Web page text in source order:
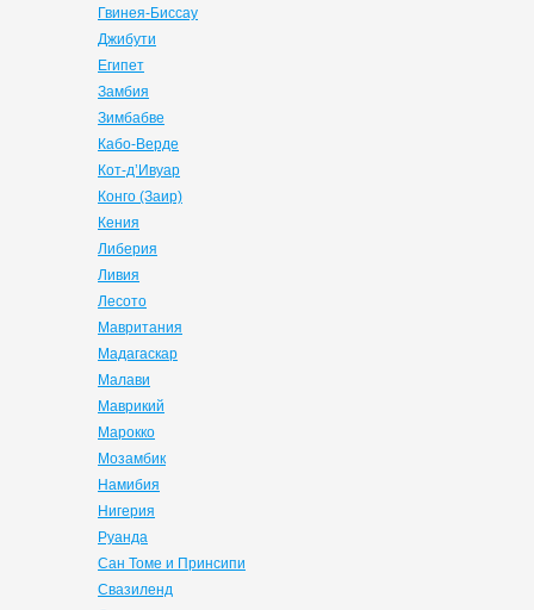
Гвинея-Биссау
Джибути
Египет
Замбия
Зимбабве
Кабо-Верде
Кот-д’Ивуар
Конго (Заир)
Кения
Либерия
Ливия
Лесото
Мавритания
Мадагаскар
Малави
Маврикий
Марокко
Мозамбик
Намибия
Нигерия
Руанда
Сан Томе и Принсипи
Свазиленд